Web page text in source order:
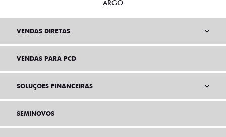
ARGO
VENDAS DIRETAS
VENDAS PARA PCD
SOLUÇÕES FINANCEIRAS
SEMINOVOS